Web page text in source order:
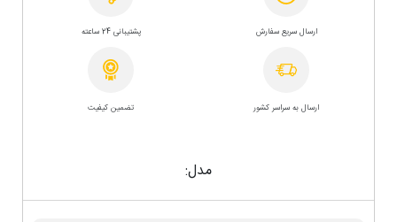
ارسال سریع سفارش پشتیبانی 24 ساعته
ارسال به سراسر کشور تضمین کیفیت
مدل: